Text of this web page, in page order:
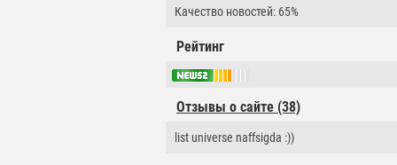
Качество новостей: 65%
Рейтинг
Отзывы о сайте (38)
list universe naffsigda :))